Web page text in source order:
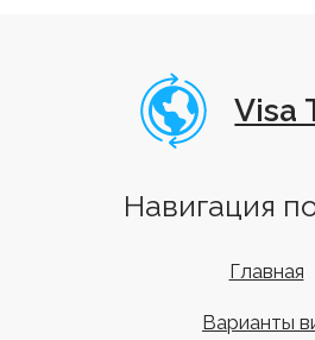
Договор оферта
+7 (958) 762-97-76
info@visa-trend.ru
Мы в соц.сетях:
Политика конфиденциальности